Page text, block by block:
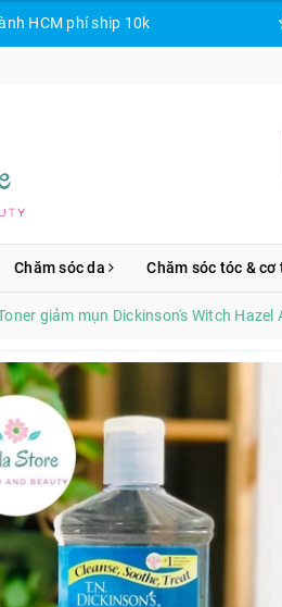
HCM phí ship 10k
Chăm sóc da Chăm sóc tóc & cơ
giảm mụn Dickinson's Witch Hazel